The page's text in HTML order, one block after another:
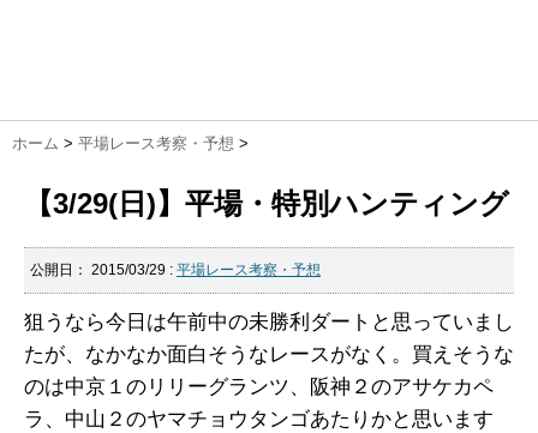
ホーム > 平場レース考察・予想 >
【3/29(日)】平場・特別ハンティング
公開日： 2015/03/29 : 平場レース考察・予想
狙うなら今日は午前中の未勝利ダートと思っていまし
たが、なかなか面白そうなレースがなく。買えそうな
のは中京１のリリーグランツ、阪神２のアサケカペ
ラ、中山２のヤマチョウタンゴあたりかと思います